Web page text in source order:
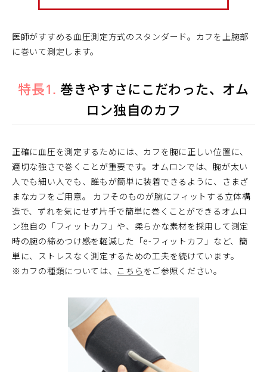
医師がすすめる血圧測定方式のスタンダード。カフを上腕部
に巻いて測定します。
特長1. 巻きやすさにこだわった、オム
ロン独自のカフ
正確に血圧を測定するためには、カフを腕に正しい位置に、
適切な強さで巻くことが重要です。オムロンでは、腕が太い
人でも細い人でも、誰もが簡単に装着できるように、さまざ
まなカフをご用意。 カフそのものが腕にフィットする立体構
造で、ずれを気にせず片手で簡単に巻くことができるオムロ
ン独自の「フィットカフ」や、柔らかな素材を採用して測定
時の腕の締めつけ感を軽減した「e-フィットカフ」など、簡
単に、ストレスなく測定するための工夫を続けています。
※カフの種類については、 こちら をご参照ください。